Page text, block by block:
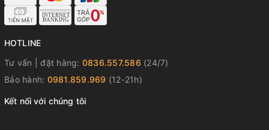
dây thép, Citizen Tsuyosa.
#Citizen #Tsuyosa #donghonam #donghoco #CitizenNJ0151
HOTLINE
Tư vấn | đặt hàng: 0836.557.586 (24/7)
Bảo hành: 0981.859.969 (12-21h)
Kết nối với chúng tôi